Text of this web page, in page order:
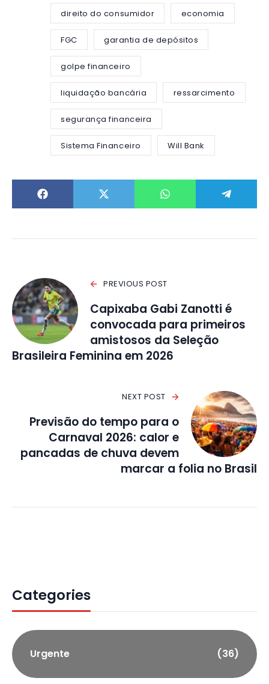
direito do consumidor economia
FGC garantia de depósitos
golpe financeiro
liquidação bancária ressarcimento
segurança financeira
Sistema Financeiro Will Bank
PREVIOUS POST
Capixaba Gabi Zanotti é
convocada para primeiros
amistosos da Seleção
Brasileira Feminina em 2026
NEXT POST
Previsão do tempo para o
Carnaval 2026: calor e
pancadas de chuva devem
marcar a folia no Brasil
Categories
Urgente (36)